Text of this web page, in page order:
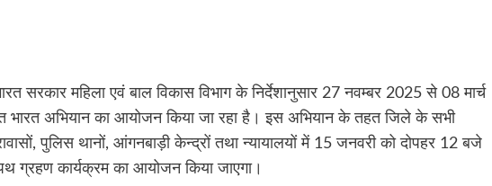
सरकार महिला एवं बाल विकास विभाग के निर्देशानुसार 27 नवम्बर 2025 से 08 मार्च
भारत अभियान का आयोजन किया जा रहा है। इस अभियान के तहत जिले के सभी
पुलिस थानों, आंगनबाड़ी केन्द्रों तथा न्यायालयों में 15 जनवरी को दोपहर 12 बजे
ग्रहण कार्यक्रम का आयोजन किया जाएगा।